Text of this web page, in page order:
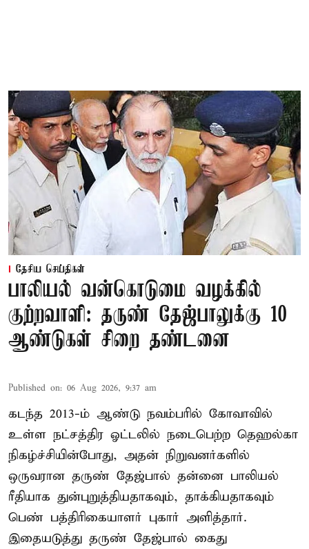
தேசிய செய்திகள்
பாலியல் வன்கொடுமை வழக்கில்
குற்றவாளி: தருண் தேஜ்பாலுக்கு 10
ஆண்டுகள் சிறை தண்டனை
Published on: 06 Aug 2026, 9:37 am
கடந்த 2013-ம் ஆண்டு நவம்பரில் கோவாவில்
உள்ள நட்சத்திர ஓட்டலில் நடைபெற்ற தெஹல்கா
நிகழ்ச்சியின்போது, அதன் நிறுவனர்களில்
ஒருவரான தருண் தேஜ்பால் தன்னை பாலியல்
ரீதியாக துன்புறுத்தியதாகவும், தாக்கியதாகவும்
பெண் பத்திரிகையாளர் புகார் அளித்தார்.
இதையடுத்து தருண் தேஜ்பால் கைது